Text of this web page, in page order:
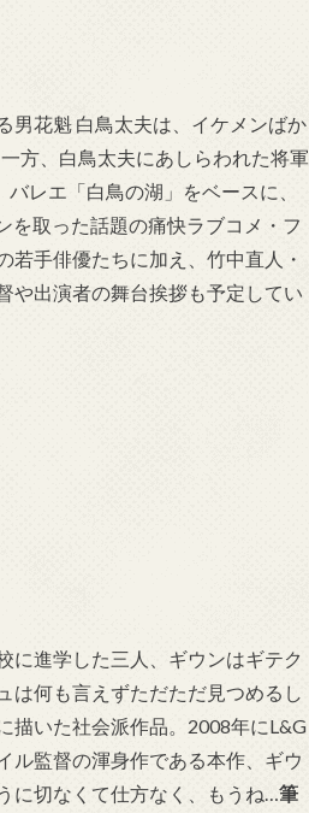
男花魁 白鳥太夫は、イケメンばか
方、白鳥太夫にあしらわれた将軍
レエ「白鳥の湖」をベースに、
を取った話題の痛快ラブコメ・フ
若手俳優たちに加え、竹中直人・
や出演者の舞台挨拶も予定してい
に進学した三人、ギウンはギテク
は何も言えずただただ見つめるし
描いた社会派作品。2008年にL&G
ル監督の渾身作である本作、ギウ
に切なくて仕方なく、もうね…筆